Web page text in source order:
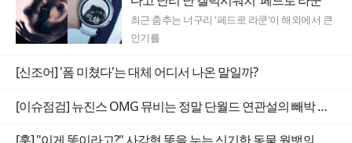
최근 춤추는 너구리 '페드로 라쿤'이 해외에서 큰
인기를
[신조어] '폼 미쳤다'는 대체 어디서 나온 말일까?
[이슈점검] 뉴진스 OMG 뮤비는 정말 단월드 연관설의 빼박 증거일까